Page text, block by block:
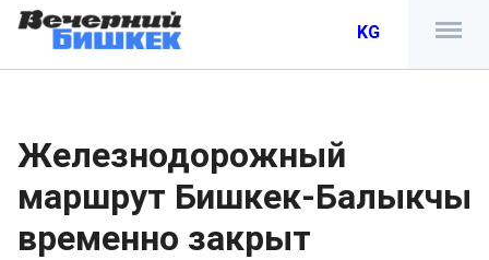
KG
Железнодорожный
маршрут Бишкек-Балыкчы
временно закрыт